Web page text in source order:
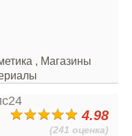
, Магазины
4.98
(241 оценка)